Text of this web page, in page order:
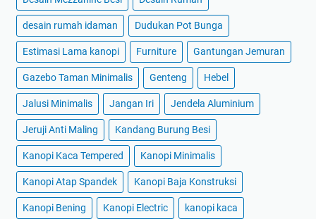
desain rumah idaman Dudukan Pot Bunga
Estimasi Lama kanopi Furniture Gantungan Jemuran
Gazebo Taman Minimalis Genteng Hebel
Jalusi Minimalis Jangan Iri Jendela Aluminium
Jeruji Anti Maling Kandang Burung Besi
Kanopi Kaca Tempered Kanopi Minimalis
Kanopi Atap Spandek Kanopi Baja Konstruksi
Kanopi Bening Kanopi Electric kanopi kaca